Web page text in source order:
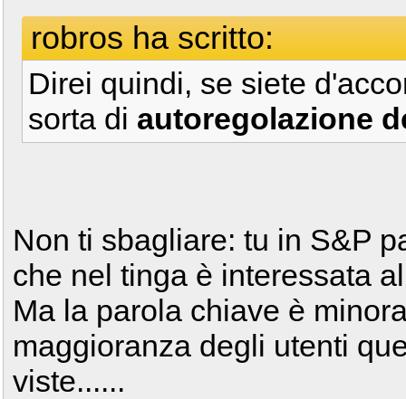
robros ha scritto:
Direi quindi, se siete
sorta di autoregolazione
Non ti sbagliare: tu in S&P
che nel tinga è interessata
Ma la parola chiave è
maggioranza degli utenti
viste......